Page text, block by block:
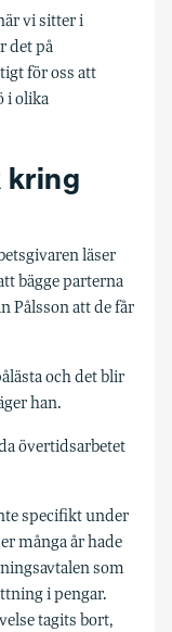
vi sitter i
det på
för oss att
i olika
kring
läser
bägge parterna
Pålsson att de får
och det blir
han.
övertidsarbetet
specifikt under
många år hade
som
i pengar.
tagits bort,